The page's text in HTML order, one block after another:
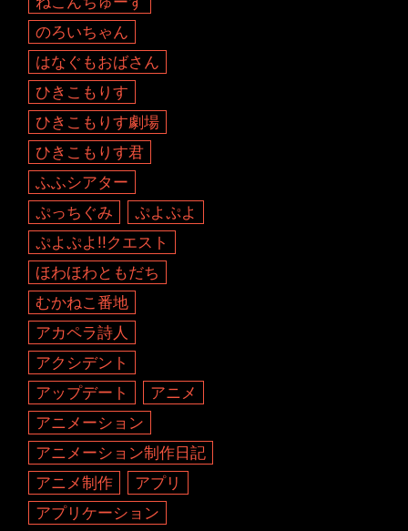
のろいちゃん
はなぐもおばさん
ひきこもりす
ひきこもりす劇場
ひきこもりす君
ふふシアター
ぷっちぐみ
ぷよぷよ
ぷよぷよ!!クエスト
ほわほわともだち
むかねこ番地
アカペラ詩人
アクシデント
アップデート
アニメ
アニメーション
アニメーション制作日記
アニメ制作
アプリ
アプリケーション